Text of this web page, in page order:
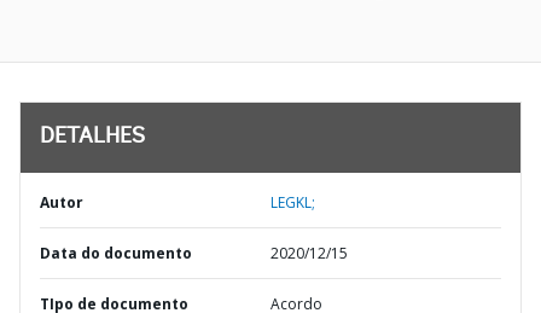
DETALHES
Autor LEGKL;
Data do documento 2020/12/15
TIpo de documento Acordo